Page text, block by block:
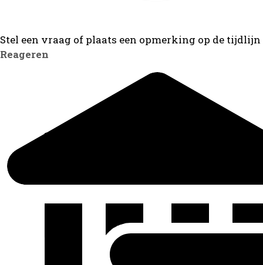
Stel een vraag of plaats een opmerking op de tijdlijn
Reageren